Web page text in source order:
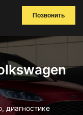
Позвонить
диагностике